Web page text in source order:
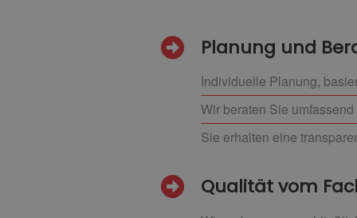
Planung und
Individuelle Planung,
Wir beraten Sie
Sie erhalten eine
Qualität vom